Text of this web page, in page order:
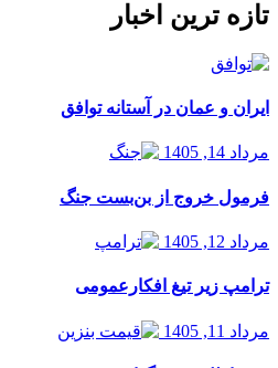
تازه ترین اخبار
ایران و عمان در آستانه توافق
مرداد 14, 1405
فرمول خروج از بن‌بست جنگ
مرداد 12, 1405
ترامپ زیر تیغ افکارعمومی
مرداد 11, 1405